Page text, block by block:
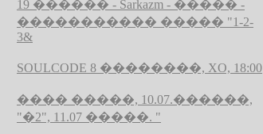
19 ������ - Sarkazm - ����� -
����������� ����� "1-2-
3&
SOULCODE 8 ��������, XO, 18:00
���� �����, 10.07.������,
"�2", 11.07 �����. "